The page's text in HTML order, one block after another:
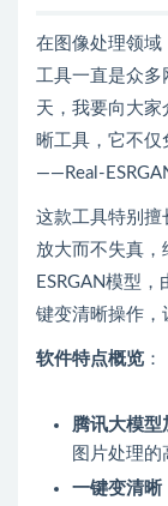
在图像处理领域
工具一直是众
天，我要向大
晰工具，它不仅
——Real-
这款工具特别擅
放大而不失真，
ESRGAN模型
键变清晰操作，
软件特点概览 ：
腾讯大模型
图片处理的
一键变清晰